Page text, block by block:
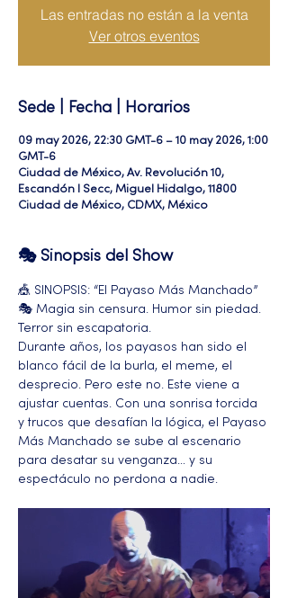
Las entradas no están a la venta
Ver otros eventos
Sede | Fecha | Horarios
09 may 2026, 22:30 GMT-6 – 10 may 2026, 1:00
GMT-6
Ciudad de México, Av. Revolución 10,
Escandón I Secc, Miguel Hidalgo, 11800
Ciudad de México, CDMX, México
🎭 Sinopsis del Show
🎪 SINOPSIS: “El Payaso Más Manchado”
🎭 Magia sin censura. Humor sin piedad.
Terror sin escapatoria.
Durante años, los payasos han sido el
blanco fácil de la burla, el meme, el
desprecio. Pero este no. Este viene a
ajustar cuentas. Con una sonrisa torcida
y trucos que desafían la lógica, el Payaso
Más Manchado se sube al escenario
para desatar su venganza… y su
espectáculo no perdona a nadie.